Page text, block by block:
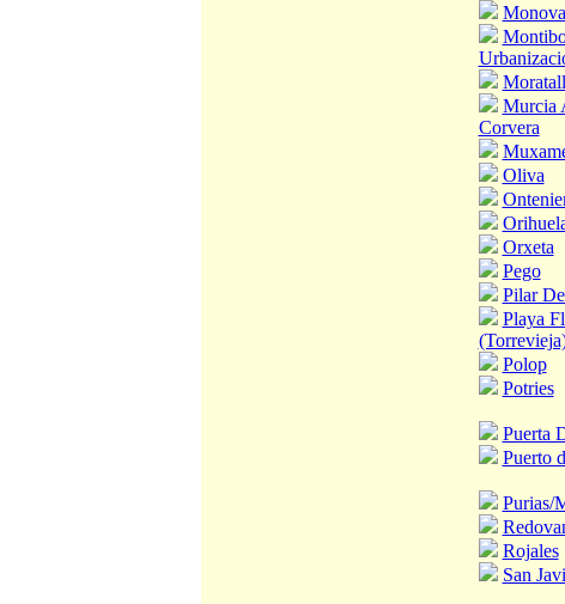
Murcia
Corvera
Oliva
Orxeta
Pego
Pilar
Playa
Polop
Potries
Puerta
Puerto
Purias/
Rojales
San